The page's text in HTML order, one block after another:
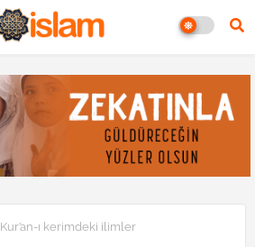
Kur’an-ı kerimdeki ilimler